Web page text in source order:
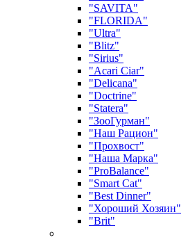
"SAVITA"
"FLORIDA"
"Ultra"
"Blitz"
"Sirius"
"Acari Ciar"
"Delicana"
"Doctrine"
"Statera"
"ЗооГурман"
"Наш Рацион"
"Прохвост"
"Наша Марка"
"ProBalance"
"Smart Cat"
"Best Dinner"
"Хороший Хозяин"
"Brit"